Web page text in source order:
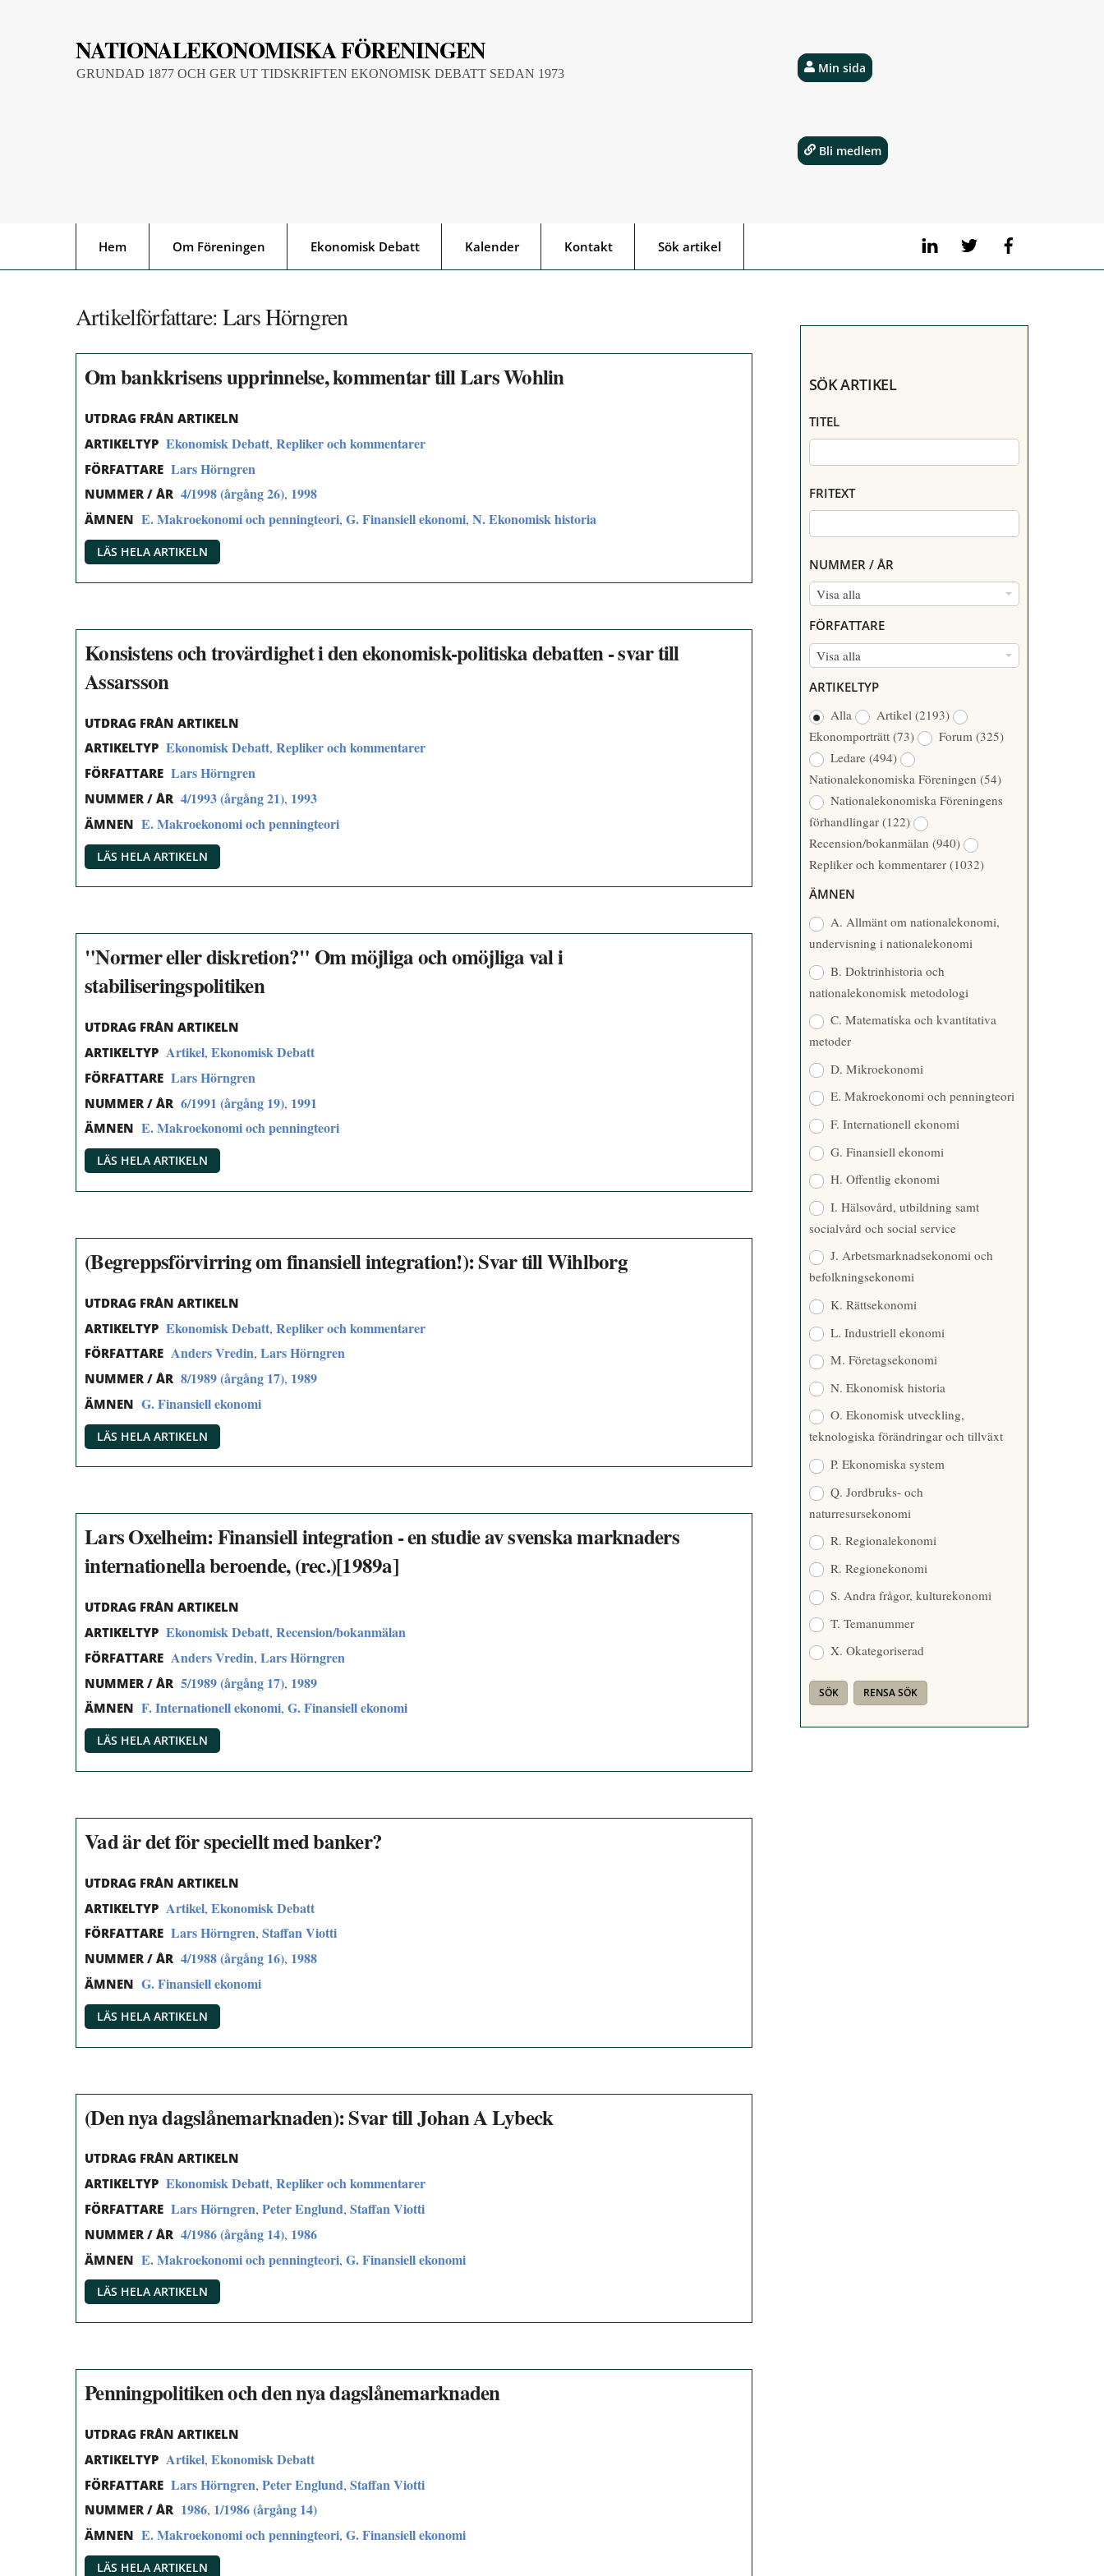
NATIONALEKONOMISKA FÖRENINGEN
GRUNDAD 1877 OCH GER UT TIDSKRIFTEN EKONOMISK DEBATT SEDAN 1973
LinkedIn Twitter
Hem Om Föreningen Ekonomisk Debatt Kalender Kontakt Sök artikel
Min sida
Bli medlem
Artikelförfattare:Lars Hörngren
Om bankkrisens upprinnelse, kommentar till Lars Wohlin
UTDRAG FRÅN ARTIKELN
ARTIKELTYP Ekonomisk Debatt, Repliker och kommentarer
FÖRFATTARE Lars Hörngren
NUMMER / ÅR 4/1998 (årgång 26), 1998
ÄMNEN E. Makroekonomi och penningteori, G. Finansiell ekonomi, N. Ekonomisk historia
LÄS HELA ARTIKELN
Konsistens och trovärdighet i den ekonomisk-politiska debatten - svar till
Assarsson
UTDRAG FRÅN ARTIKELN
ARTIKELTYP Ekonomisk Debatt, Repliker och kommentarer
FÖRFATTARE Lars Hörngren
NUMMER / ÅR 4/1993 (årgång 21), 1993
ÄMNEN E. Makroekonomi och penningteori
LÄS HELA ARTIKELN
"Normer eller diskretion?" Om möjliga och omöjliga val i
stabiliseringspolitiken
UTDRAG FRÅN ARTIKELN
ARTIKELTYP Artikel, Ekonomisk Debatt
FÖRFATTARE Lars Hörngren
NUMMER / ÅR 6/1991 (årgång 19), 1991
ÄMNEN E. Makroekonomi och penningteori
LÄS HELA ARTIKELN
(Begreppsförvirring om finansiell integration!): Svar till Wihlborg
UTDRAG FRÅN ARTIKELN
ARTIKELTYP Ekonomisk Debatt, Repliker och kommentarer
FÖRFATTARE Anders Vredin, Lars Hörngren
NUMMER / ÅR 8/1989 (årgång 17), 1989
ÄMNEN G. Finansiell ekonomi
LÄS HELA ARTIKELN
Lars Oxelheim: Finansiell integration - en studie av svenska marknaders
internationella beroende, (rec.)[1989a]
UTDRAG FRÅN ARTIKELN
ARTIKELTYP Ekonomisk Debatt, Recension/bokanmälan
FÖRFATTARE Anders Vredin, Lars Hörngren
NUMMER / ÅR 5/1989 (årgång 17), 1989
ÄMNEN F. Internationell ekonomi, G. Finansiell ekonomi
LÄS HELA ARTIKELN
Vad är det för speciellt med banker?
UTDRAG FRÅN ARTIKELN
ARTIKELTYP Artikel, Ekonomisk Debatt
FÖRFATTARE Lars Hörngren, Staffan Viotti
NUMMER / ÅR 4/1988 (årgång 16), 1988
ÄMNEN G. Finansiell ekonomi
LÄS HELA ARTIKELN
(Den nya dagslånemarknaden): Svar till Johan A Lybeck
UTDRAG FRÅN ARTIKELN
ARTIKELTYP Ekonomisk Debatt, Repliker och kommentarer
FÖRFATTARE Lars Hörngren, Peter Englund, Staffan Viotti
NUMMER / ÅR 4/1986 (årgång 14), 1986
ÄMNEN E. Makroekonomi och penningteori, G. Finansiell ekonomi
LÄS HELA ARTIKELN
Penningpolitiken och den nya dagslånemarknaden
UTDRAG FRÅN ARTIKELN
ARTIKELTYP Artikel, Ekonomisk Debatt
FÖRFATTARE Lars Hörngren, Peter Englund, Staffan Viotti
NUMMER / ÅR 1986, 1/1986 (årgång 14)
ÄMNEN E. Makroekonomi och penningteori, G. Finansiell ekonomi
LÄS HELA ARTIKELN
SÖK ARTIKEL
TITEL
FRITEXT
NUMMER / ÅR
Visa alla
N
M
M
/
Å
R
FÖRFATTARE
Visa alla
R
F
A
T
T
A
R
E
ARTIKELTYP
Alla
Artikel (2193)
Ekonomporträtt (73) Forum (325)
Ledare (494)
Nationalekonomiska Föreningen (54)
Nationalekonomiska Föreningens
förhandlingar (122)
Recension/bokanmälan (940)
Repliker och kommentarer (1032)
ÄMNEN
A. Allmänt om nationalekonomi,
undervisning i nationalekonomi
B. Doktrinhistoria och
nationalekonomisk metodologi
C. Matematiska och kvantitativa
metoder
D. Mikroekonomi
E. Makroekonomi och penningteori
F. Internationell ekonomi
G. Finansiell ekonomi
H. Offentlig ekonomi
I. Hälsovård, utbildning samt
socialvård och social service
J. Arbetsmarknadsekonomi och
befolkningsekonomi
K. Rättsekonomi
L. Industriell ekonomi
M. Företagsekonomi
N. Ekonomisk historia
O. Ekonomisk utveckling,
teknologiska förändringar och tillväxt
P. Ekonomiska system
Q. Jordbruks- och
naturresursekonomi
R. Regionalekonomi
R. Regionekonomi
S. Andra frågor, kulturekonomi
T. Temanummer
X. Okategoriserad